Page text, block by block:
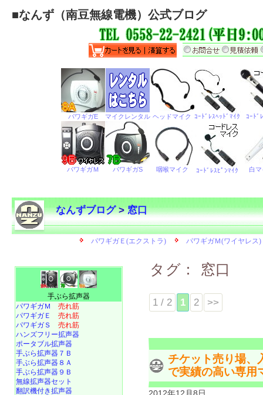
■なんず（南豆無線電機）公式ブログ
なんずブログ>窓口
タグ： 窓口
1 / 2 1 2 >>
チケット売り場、
で実績の高い専用
手ぶら拡声器
パワギガＭ 売れ筋
パワギガＥ 売れ筋
パワギガＳ 売れ筋
ハンズフリー拡声器
ポータブル拡声器
手ぶら拡声器７Ｂ
手ぶら拡声器８Ａ
手ぶら拡声器９Ｂ
無線拡声器セット
翻訳機付き拡声器